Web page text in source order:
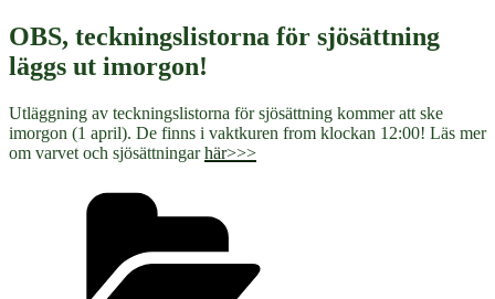
OBS, teckningslistorna för sjösättning
läggs ut imorgon!
Utläggning av teckningslistorna för sjösättning kommer att ske
imorgon (1 april). De finns i vaktkuren from klockan 12:00! Läs mer
om varvet och sjösättningarhär>>>